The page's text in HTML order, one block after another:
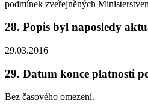
podmínek zveřejněných
28. Popis byl naposledy
29.03.2016
29. Datum konce platnosti
Bez časového omezení.